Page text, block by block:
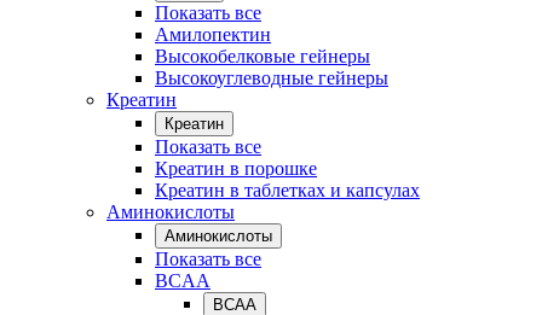
Показать все
Амилопектин
Высокобелковые гейнеры
Высокоуглеводные гейнеры
Креатин
Креатин
Показать все
Креатин в порошке
Креатин в таблетках и капсулах
Аминокислоты
Аминокислоты
Показать все
BCAA
BCAA